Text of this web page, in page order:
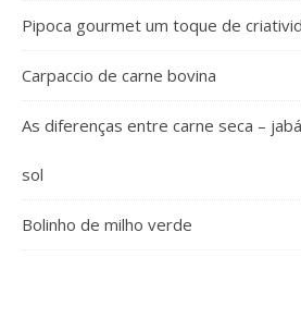
Pipoca gourmet um toque de
Carpaccio de carne bovina
As diferenças entre carne seca –
sol
Bolinho de milho verde